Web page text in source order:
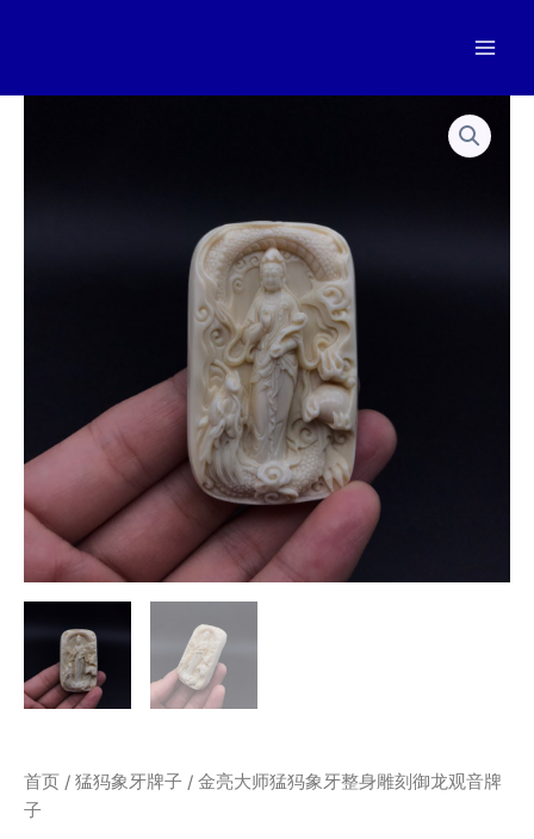
首页 / 猛犸象牙牌子 / 金亮大师猛犸象牙整身雕刻御龙观音牌
子